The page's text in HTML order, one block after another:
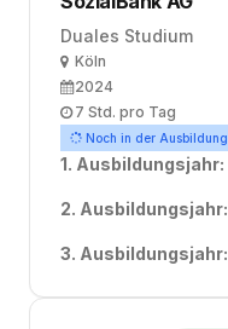
Duales Studium
OrtKöln
Ausbildungsbeginn
2024
Arbeitszeit
7 Std. pro Tag
Noch in der Ausbildung
1. Ausbildungsjahr:
2. Ausbildungsjahr:
3. Ausbildungsjahr: